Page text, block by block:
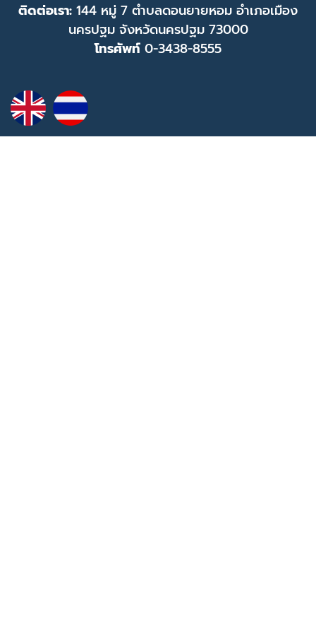
ติดต่อเรา: 144 หมู่ 7 ตำบลดอนยายหอม อำเภอเมือง
นครปฐม จังหวัดนครปฐม 73000
โทรศัพท์ 0-3438-8555